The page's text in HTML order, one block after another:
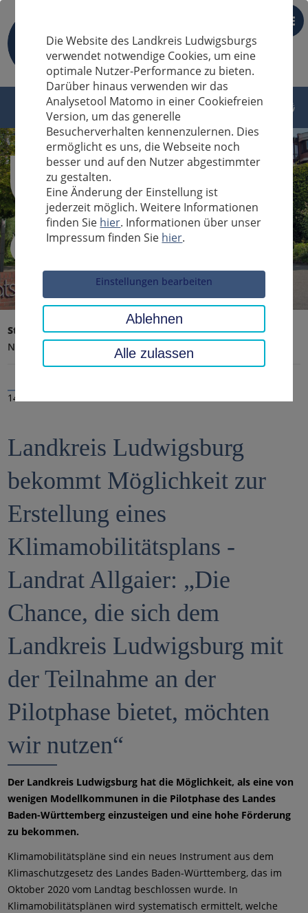
DE
Sucheingabe
Startseite Landratsamt, Landkreis
Aktuelles
Nachrichten
14.04.2021
Landkreis Ludwigsburg
bekommt Möglichkeit zur
Erstellung eines
Klimamobilitätsplans -
Landrat Allgaier: „Die
Chance, die sich dem
Landkreis Ludwigsburg mit
der Teilnahme an der
Pilotphase bietet, möchten
wir nutzen“
Der Landkreis Ludwigsburg hat die Möglichkeit, als eine von
wenigen Modellkommunen in die Pilotphase des Landes
Baden-Württemberg einzusteigen und eine hohe Förderung
zu bekommen.
Klimamobilitätspläne sind ein neues Instrument aus dem
Klimaschutzgesetz des Landes Baden-Württemberg, das im
Oktober 2020 vom Landtag beschlossen wurde. In
Klimamobilitätsplänen wird systematisch ermittelt, welche
Die Website des Landkreis Ludwigsburgs
verwendet notwendige Cookies, um eine
optimale Nutzer-Performance zu bieten.
Darüber hinaus verwenden wir das
Analysetool Matomo in einer Cookiefreien
Version, um das generelle
Besucherverhalten kennenzulernen. Dies
ermöglicht es uns, die Webseite noch
besser und auf den Nutzer abgestimmter
zu gestalten.
Eine Änderung der Einstellung ist
jederzeit möglich. Weitere Informationen
finden Sie hier. Informationen über unser
Impressum finden Sie hier.
Einstellungen bearbeiten
Ablehnen
Alle zulassen